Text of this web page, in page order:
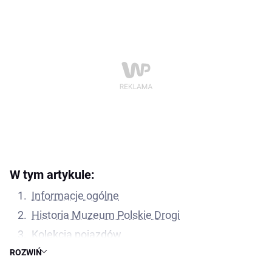
W tym artykule:
ROZWIŃ
Informacje ogólne
Historia Muzeum Polskie Drogi
Kolekcja pojazdów
Zwiedzanie